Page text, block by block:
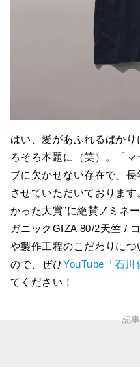
はい、愛があふれるばか
ろそろ本題に（笑）。「
ブに欠かせない存在で、
させていただいておりま
かった大賞”に絶賛ノミネ
ガニックGIZA 80/2天竺 /
や製作工程のこだわりに
ので、ぜひYouTube「石川
てください！